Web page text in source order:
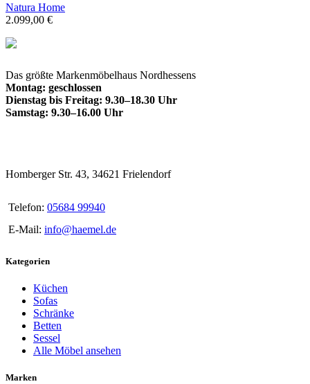
Natura Home
2.099,00 €
Das größte Markenmöbelhaus Nordhessens
Montag: geschlossen
Dienstag bis Freitag: 9.30–18.30 Uhr
Samstag: 9.30–16.00 Uhr
Homberger Str. 43, 34621 Frielendorf
Telefon: 05684 99940
E-Mail: info@haemel.de
Kategorien
Küchen
Sofas
Schränke
Betten
Sessel
Alle Möbel ansehen
Marken